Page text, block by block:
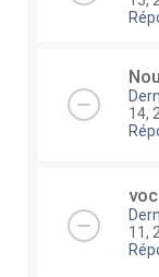
14,
11,